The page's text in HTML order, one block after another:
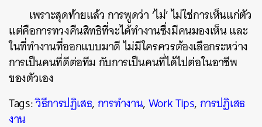
เพราะสุดท้ายแล้ว การพูดว่า ‘ไม่’ ไม่ใช่การเห็นแก่ตัว
แต่คือการทวงคืนสิทธิที่จะได้ทำงานซึ่งมีคนมองเห็น และ
ในที่ทำงานที่ออกแบบมาดี ไม่มีใครควรต้องเลือกระหว่าง
การเป็นคนที่ดีต่อทีม กับการเป็นคนที่ได้ไปต่อในอาชีพ
ของตัวเอง
Tags:วิธีการปฏิเสธ,การทำงาน,Work Tips,การปฏิเสธ
งาน